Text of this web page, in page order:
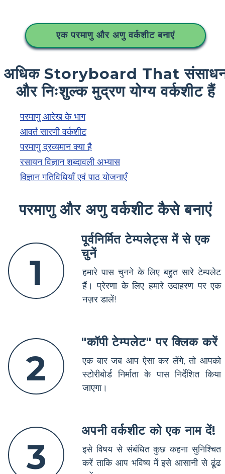
एक परमाणु और अणु वर्कशीट बनाएं
अधिक Storyboard That
और निःशुल्क मुद्रण योग्य वर्कशीट हैं
परमाणु आरेख के भाग
आवर्त सारणी वर्कशीट
परमाणु द्रव्यमान क्या है
रसायन विज्ञान शब्दावली अभ्यास
विज्ञान गतिविधियाँ एवं पाठ योजनाएँ
परमाणु और अणु वर्कशीट कैसे बनाएं
1
पूर्वनिर्मित टेम्पलेट्स में से एक
चुनें
हमारे पास चुनने के लिए बहुत सारे टेम्पलेट
हैं। प्रेरणा के लिए हमारे उदाहरण पर एक
नज़र डालें!
2
"कॉपी टेम्पलेट" पर क्लिक करें
एक बार जब आप ऐसा कर लेंगे, तो आपको
स्टोरीबोर्ड निर्माता के पास निर्देशित किया
जाएगा।
3
अपनी वर्कशीट को एक नाम दें!
इसे विषय से संबंधित कुछ कहना सुनिश्चित
करें ताकि आप भविष्य में इसे आसानी से ढूंढ